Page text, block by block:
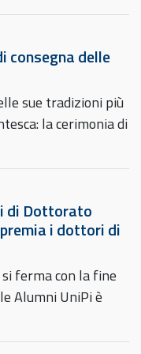
consegna delle
sue tradizioni più
la cerimonia di
di Dottorato
i dottori di
ferma con la fine
Alumni UniPi è